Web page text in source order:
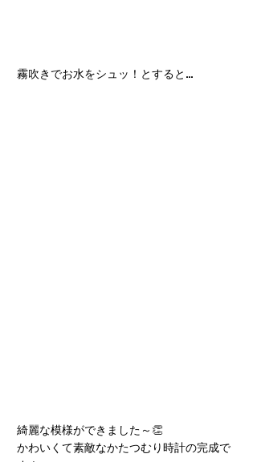
霧吹きでお水をシュッ！とすると…
綺麗な模様ができました～👏
かわいくて素敵なかたつむり時計の完成で